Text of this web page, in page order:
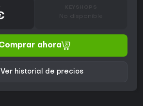
No disponible
ahora
Ver historial de precios